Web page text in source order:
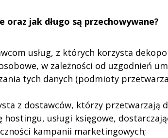
oraz jak długo są przechowywane?
usług, z których korzysta
w zależności od uzgodnień
tych danych (podmioty
z dostawców, którzy przetwarzają
hostingu, usługi księgowe,
kampanii marketingowych;